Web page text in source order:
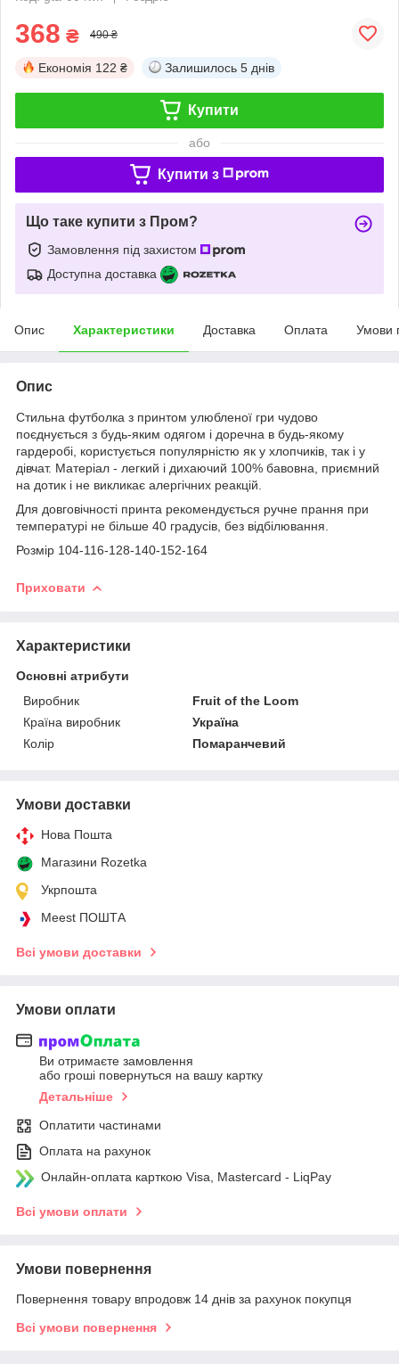
368 ₴ 490 ₴
Економія 122 ₴ Залишилось 5 днів
Купити
або
Купити з
Що таке купити з Пром?
Замовлення під захистом
Доступна доставка
Опис Характеристики Доставка Оплата Умови
Опис
Стильна футболка з принтом улюбленої гри чудово
поєднується з будь-яким одягом і доречна в будь-якому
гардеробі, користується популярністю як у хлопчиків, так і у
дівчат. Матеріал - легкий і дихаючий 100% бавовна, приємний
на дотик і не викликає алергічних реакцій.
Для довговічності принта рекомендується ручне прання при
температурі не більше 40 градусів, без відбілювання.
Розмір 104-116-128-140-152-164
Приховати
Характеристики
Основні атрибути
Виробник
Fruit of the Loom
Країна виробник
Україна
Колір
Помаранчевий
Умови доставки
Нова Пошта
Магазини Rozetka
Укрпошта
Meest ПОШТА
Всі умови доставки
Умови оплати
Ви отримаєте замовлення
або гроші повернуться на вашу картку
Детальніше
Оплатити частинами
Оплата на рахунок
Онлайн-оплата карткою Visa, Mastercard - LiqPay
Всі умови оплати
Умови повернення
Повернення товару впродовж 14 днів за рахунок покупця
Всі умови повернення